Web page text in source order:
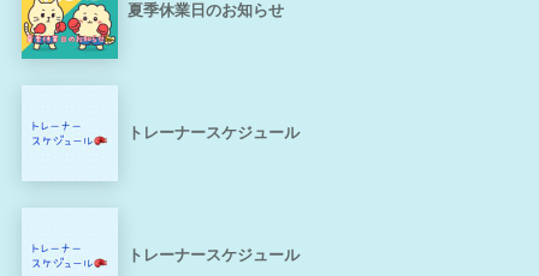
夏季休業日のお知らせ
トレーナースケジュール
トレーナースケジュール